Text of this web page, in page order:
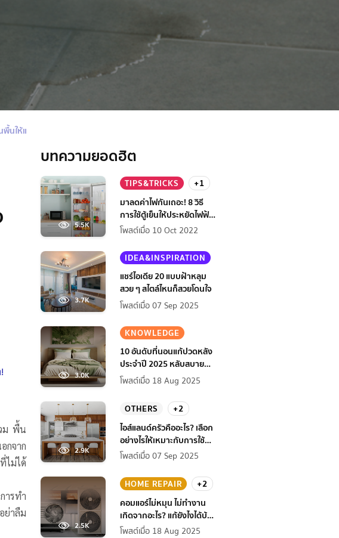
นให้แกร่งพร้อมรับฝนตก
ม พื้น
จาก
ไม่ได้
ารทำ
ย่าลืม
บทความยอดฮิต
5.5K
TIPS&TRICKS
+1
มาลดค่าไฟกันเถอะ! 8 วิธี
การใช้ตู้เย็นให้ประหยัดไฟฟ้า
กว่าเดิม
โพสต์เมื่อ 10 Oct 2022
3.7K
IDEA&INSPIRATION
แชร์ไอเดีย 20 แบบฝ้าหลุม
สวย ๆ สไตล์ไหนก็สวยโดนใจ
โพสต์เมื่อ 07 Sep 2025
3.0K
KNOWLEDGE
10 อันดับที่นอนแก้ปวดหลัง
ประจำปี 2025 หลับสบาย
สุขภาพดียิ่งกว่าเดิม
โพสต์เมื่อ 18 Aug 2025
2.9K
OTHERS
+2
ไอส์แลนด์ครัวคืออะไร? เลือก
อย่างไรให้เหมาะกับการใช้
งานที่บ้าน
โพสต์เมื่อ 07 Sep 2025
2.5K
HOME REPAIR
+2
คอมแอร์ไม่หมุน ไม่ทํางาน
เกิดจากอะไร? แก้ยังไงได้บ้าง
ก่อนแอร์พัง!
โพสต์เมื่อ 18 Aug 2025